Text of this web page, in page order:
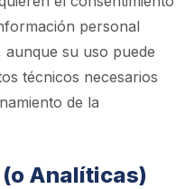
personal
aunque su uso puede
técnicos necesarios
de la
(o Analíticas)